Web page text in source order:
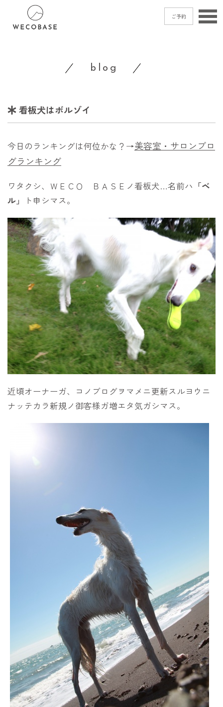
ご予約
shop
contact
ご予約→
blog
看板犬はボルゾイ
今日のランキングは何位かな？→美容室・サロンブロ
グランキング
ワタクシ、ＷＥＣＯ ＢＡＳＥノ看板犬…名前ハ 「ベ
ル」
ト申シマス。
近頃オーナーガ、コノブログヲマメニ更新スルヨウニ
ナッテカラ新規ノ御客様ガ増エタ気ガシマス。